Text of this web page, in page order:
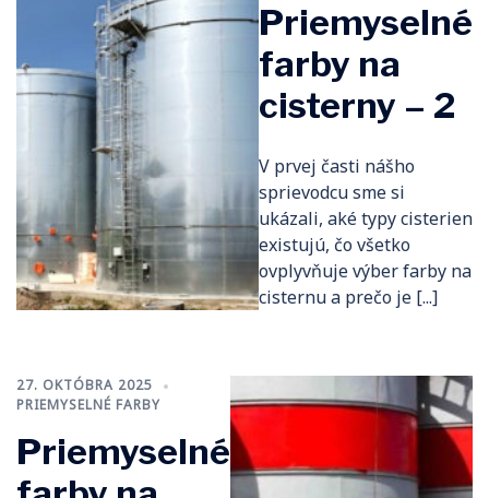
Priemyselné
farby na
cisterny – 2
V prvej časti nášho
sprievodcu sme si
ukázali, aké typy cisterien
existujú, čo všetko
ovplyvňuje výber farby na
cisternu a prečo je [...]
27. OKTÓBRA 2025
PRIEMYSELNÉ FARBY
Priemyselné